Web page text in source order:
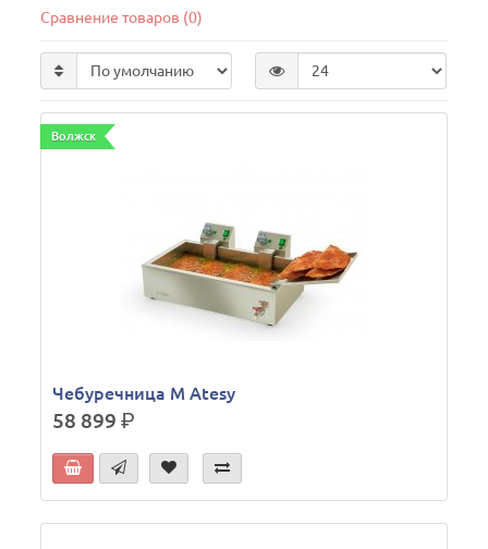
Сравнение товаров (0)
Волжск
Чебуречница М Atesy
58 899р.